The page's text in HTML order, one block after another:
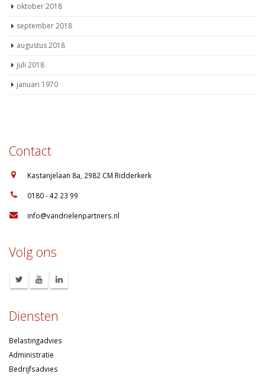
oktober 2018
september 2018
augustus 2018
juli 2018
januari 1970
Contact
Kastanjelaan 8a, 2982 CM Ridderkerk
0180 - 42 23 99
info@vandrielenpartners.nl
Volg ons
Diensten
Belastingadvies
Administratie
Bedrijfsadvies